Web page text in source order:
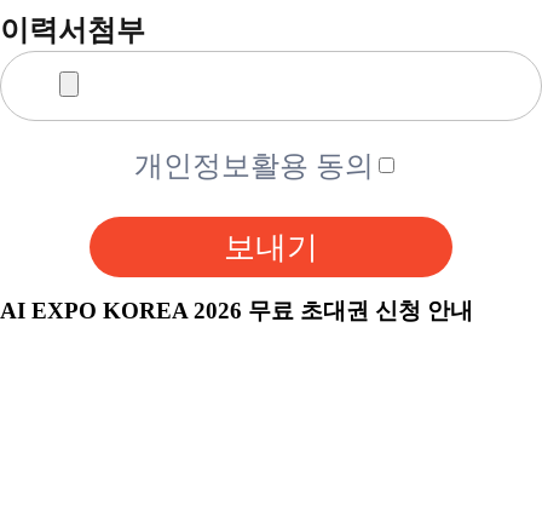
이력서첨부
개인정보활용 동의
보내기
AI EXPO KOREA 2026 무료 초대권 신청 안내